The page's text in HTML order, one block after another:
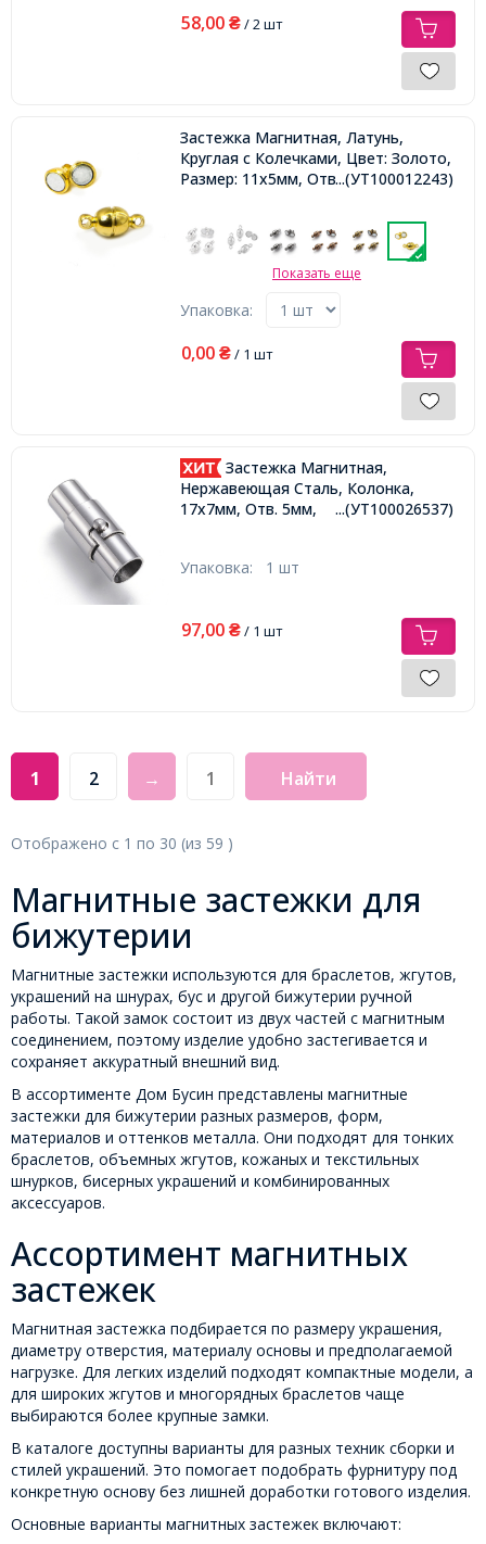
58,00 ₴/ 2 шт
Застежка Магнитная, Латунь,
Круглая с Колечками, Цвет: Золото,
Размер: 11x5мм, Отв. 1мм,...(УТ100012243)
Показать еще
Упаковка:
0,00 ₴/ 1 шт
Застежка Магнитная,
Нержавеющая Сталь, Колонка,
17х7мм, Отв. 5мм,
...(УТ100026537)
Упаковка: 1 шт
97,00 ₴/ 1 шт
1 2 → Найти
Отображено с 1 по 30 (из 59 )
Магнитные застежки для
бижутерии
Магнитные застежки используются для браслетов, жгутов,
украшений на шнурах, бус и другой бижутерии ручной
работы. Такой замок состоит из двух частей с магнитным
соединением, поэтому изделие удобно застегивается и
сохраняет аккуратный внешний вид.
В ассортименте Дом Бусин представлены магнитные
застежки для бижутерии разных размеров, форм,
материалов и оттенков металла. Они подходят для тонких
браслетов, объемных жгутов, кожаных и текстильных
шнурков, бисерных украшений и комбинированных
аксессуаров.
Ассортимент магнитных
застежек
Магнитная застежка подбирается по размеру украшения,
диаметру отверстия, материалу основы и предполагаемой
нагрузке. Для легких изделий подходят компактные модели, а
для широких жгутов и многорядных браслетов чаще
выбираются более крупные замки.
В каталоге доступны варианты для разных техник сборки и
стилей украшений. Это помогает подобрать фурнитуру под
конкретную основу без лишней доработки готового изделия.
Основные варианты магнитных застежек включают: